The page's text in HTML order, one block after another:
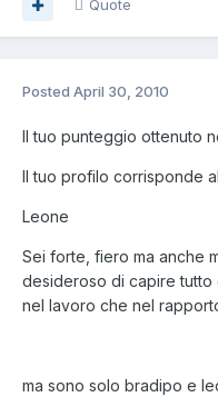
Quote
Posted April 30, 2010
Il tuo punteggio ottenuto
Il tuo profilo corrisponde
Leone
Sei forte, fiero ma anche
desideroso di capire tutto
nel lavoro che nel
ma sono solo bradipo e